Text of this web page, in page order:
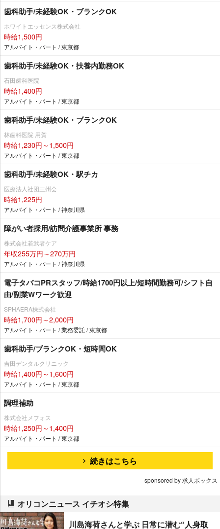
歯科助手/未経験OK・ブランクOK
ホワイトエッセンス株式会社
時給1,500円
アルバイト・パート / 東京都
歯科助手/未経験OK・扶養内勤務OK
石田歯科医院
時給1,400円
アルバイト・パート / 東京都
歯科助手/未経験OK・ブランクOK
林歯科医院 用賀
時給1,230円～1,500円
アルバイト・パート / 東京都
歯科助手/未経験OK・駅チカ
医療法人社団三州会
時給1,225円
アルバイト・パート / 神奈川県
障がい者採用/訪問介護事業所 事務
株式会社若武者ケア
年収255万円～270万円
アルバイト・パート / 神奈川県
電子タバコPRスタッフ/時給1700円以上/短時間勤務可/シフト自
由/副業Wワーク歓迎
SPHAERA株式会社
時給1,700円～2,000円
アルバイト・パート / 業務委託 / 東京都
歯科助手/ブランクOK・短時間OK
吉田デンタルクリニック
時給1,400円～1,600円
アルバイト・パート / 東京都
調理補助
株式会社メフォス
時給1,250円～1,400円
アルバイト・パート / 東京都
続きはこちら
sponsored by 求人ボックス
オリコンニュース イチオシ特集
川島海荷さんと学ぶ 日常に潜む“人身取